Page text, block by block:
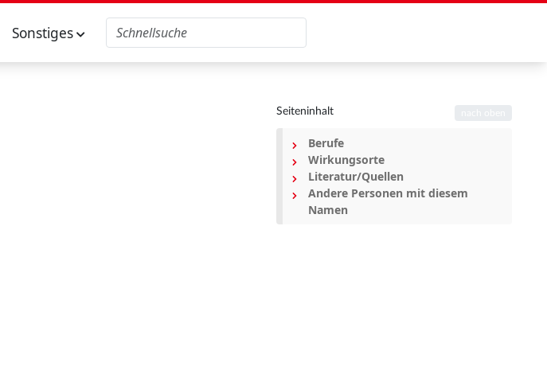
Sonstiges
Seiteninhalt
Berufe
Wirkungsorte
Literatur/Quellen
Andere Personen mit diesem
Namen